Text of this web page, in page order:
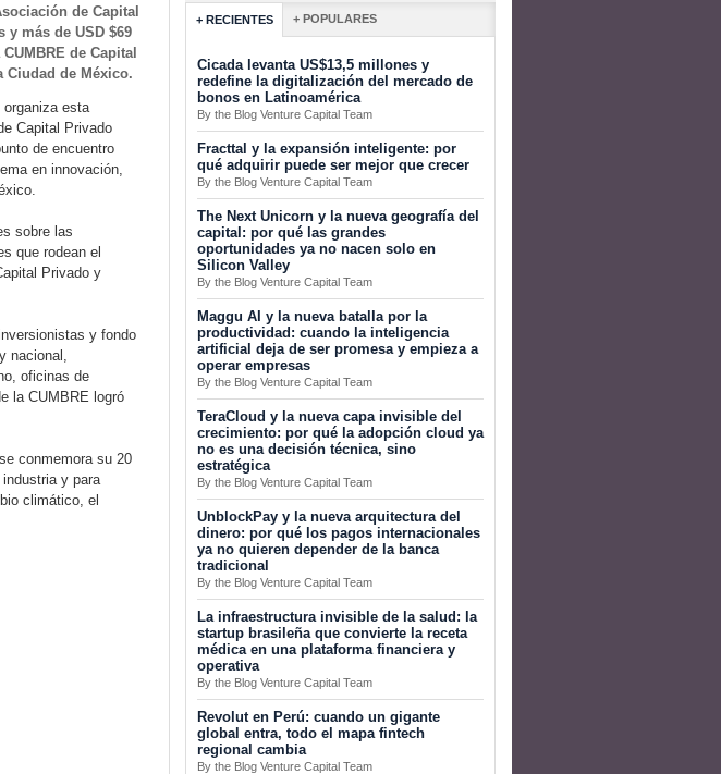
de Capital
y más de USD $69
de Capital
Ciudad de México.
esta
Capital Privado
de encuentro
en innovación,
sobre las
que rodean el
Privado y
y fondo
nacional,
oficinas de
la CUMBRE logró
conmemora su 20
y para
climático, el
+ RECIENTES + POPULARES
Cicada levanta US$13,5 millones y
redefine la digitalización del mercado de
bonos en Latinoamérica
By the Blog Venture Capital Team
Fracttal y la expansión inteligente: por
qué adquirir puede ser mejor que crecer
By the Blog Venture Capital Team
The Next Unicorn y la nueva geografía del
capital: por qué las grandes
oportunidades ya no nacen solo en
Silicon Valley
By the Blog Venture Capital Team
Maggu AI y la nueva batalla por la
productividad: cuando la inteligencia
artificial deja de ser promesa y empieza a
operar empresas
By the Blog Venture Capital Team
TeraCloud y la nueva capa invisible del
crecimiento: por qué la adopción cloud ya
no es una decisión técnica, sino
estratégica
By the Blog Venture Capital Team
UnblockPay y la nueva arquitectura del
dinero: por qué los pagos internacionales
ya no quieren depender de la banca
tradicional
By the Blog Venture Capital Team
La infraestructura invisible de la salud: la
startup brasileña que convierte la receta
médica en una plataforma financiera y
operativa
By the Blog Venture Capital Team
Revolut en Perú: cuando un gigante
global entra, todo el mapa fintech
regional cambia
By the Blog Venture Capital Team